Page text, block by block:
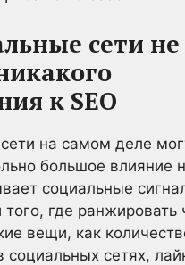
сети не
к SEO
на самом деле
большое влияние
социальные
где ранжировать
вещи, как
социальных сетях,